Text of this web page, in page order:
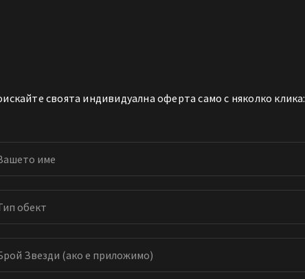
своята индивидуална оферта само с няколко клика: